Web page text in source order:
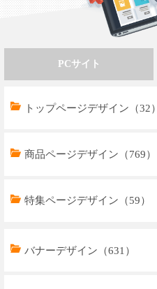
PCサイト
トップページデザイン（44）
商品ページデザイン（745）
特集ページデザイン（78）
トップページデザイン（32）
商品ページデザイン（769）
特集ページデザイン（59）
バナーデザイン（631）